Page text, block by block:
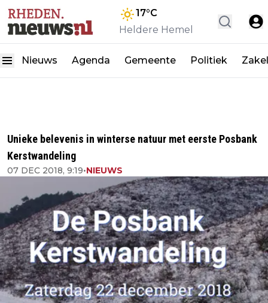
17°C
Heldere Hemel
Nieuws Agenda Gemeente Politiek
Unieke belevenis in winterse natuur met eerste Posbank
Kerstwandeling
07 DEC 2018, 9:19•NIEUWS